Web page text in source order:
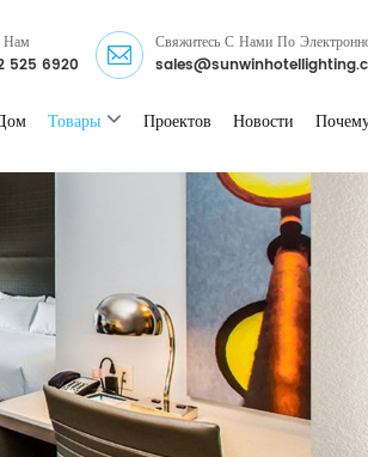
Нам
525 6920
Свяжитесь С Нами По
Товары Проектов Новости